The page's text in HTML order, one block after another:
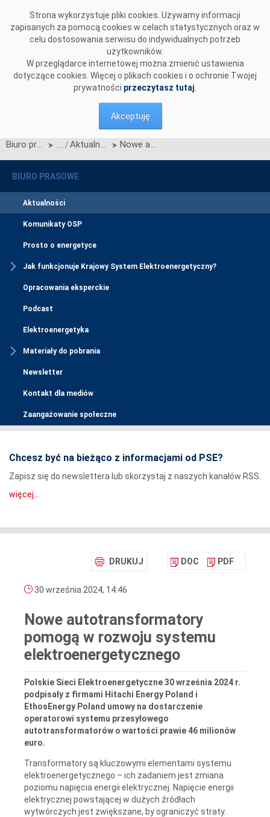
Strona wykorzystuje pliki cookies. Używamy informacji
zapisanych za pomocą cookies w celach statystycznych oraz w
celu dostosowania serwisu do indywidualnych potrzeb
użytkowników.
W przeglądarce internetowej można zmienić ustawienia
dotyczące cookies. Więcej o plikach cookies i o ochronie Twojej
prywatności przeczytasz tutaj
Akceptuję
Biuro prasowe > Aktualności > Nowe autotransformatory pomogą w rozwoju systemu elektroenergetycznego
BIURO PRASOWE
Aktualności
Komunikaty OSP
Prosto o energetyce
Jak funkcjonuje Krajowy System Elektroenergetyczny?
Opracowania eksperckie
Podcast
Elektroenergetyka
Materiały do pobrania
Newsletter
Kontakt dla mediów
Zaangażowanie społeczne
Chcesz być na bieżąco z informacjami od PSE?
Zapisz się do newslettera lub skorzystaj z naszych kanałów RSS.
więcej...
DRUKUJ DOC PDF
30 września 2024, 14:46
Nowe autotransformatory
pomogą w rozwoju systemu
elektroenergetycznego
Polskie Sieci Elektroenergetyczne 30 września 2024 r.
podpisały z firmami Hitachi Energy Poland i
EthosEnergy Poland umowy na dostarczenie
operatorowi systemu przesyłowego
autotransformatorów o wartości prawie 46 milionów
euro.
Transformatory są kluczowymi elementami systemu
elektroenergetycznego – ich zadaniem jest zmiana
poziomu napięcia energii elektrycznej. Napięcie energii
elektrycznej powstającej w dużych źródłach
wytwórczych jest zwiększane, by ograniczyć straty.